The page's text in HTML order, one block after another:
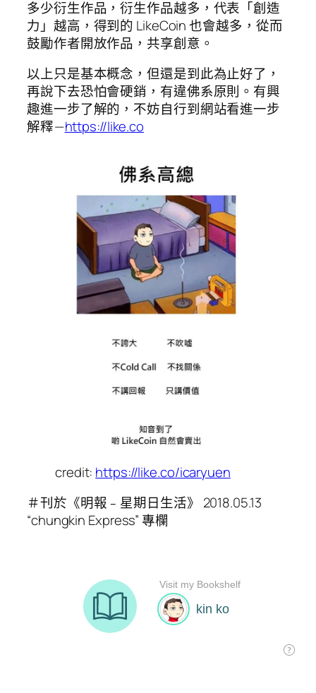
多少衍生作品，衍生作品越多，代表「創造
力」越高，得到的 LikeCoin 也會越多，從而
鼓勵作者開放作品，共享創意。
以上只是基本概念，但還是到此為止好了，
再說下去恐怕會硬銷，有違佛系原則。有興
趣進一步了解的，不妨自行到網站看進一步
解釋 —https://like.co
credit: https://like.co/icaryuen
＃刊於《明報﹣星期日生活》 2018.05.13
“chungkin Express” 專欄